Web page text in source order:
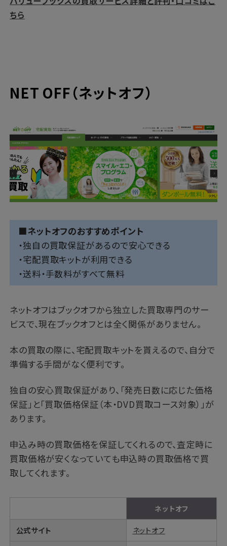
ちら
NET OFF（ネットオフ）
■ネットオフのおすすめポイント
・独自の買取保証があるので安心できる
・宅配買取キットが利用できる
・送料・手数料がすべて無料
ネットオフはブックオフから独立した買取専門のサー
ビスで、現在ブックオフとは全く関係がありません。
本の買取の際に、宅配買取キットを貰えるので、自分で
準備する手間がなく便利です。
独自の安心買取保証があり、「発売日数に応じた価格
保証」と「買取価格保証（本・DVD買取コース対象）」が
あります。
申込み時の買取価格を保証してくれるので、査定時に
買取価格が安くなっていても申込時の買取価格で買
取してくれます。
ネットオフ
公式サイト ネットオフ